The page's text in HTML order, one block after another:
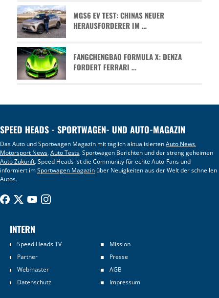
MGS6 EV TEST: CHINAS NEUER
HERAUSFORDERER IM …
FANGCHENGBAO FORMULA X: DENZA
FORDERT FERRARI …
SPEED HEADS - SPORTWAGEN- UND AUTO-MAGAZIN
Das Auto und Sportwagen Magazin mit täglich aktualisiertenAuto News,
Motorsport News,Auto Tests, Sportwagen Berichten und der streng geheimen
Auto Zukunft. Speed Heads ist die Community für echte Auto-Fans und
informiert imSportwagen Magazin über Neuigkeiten aus der Welt der schnellen
Autos.
INTERN
Speed Heads TV
Mission
Partner
Presse
Webmaster
AGB
Datenschutz
Impressum